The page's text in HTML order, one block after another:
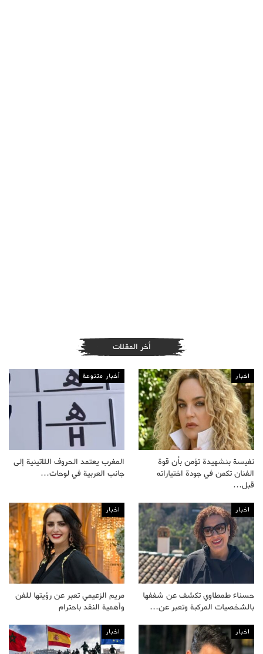
أخر المقلات
اخبار
نفيسة بنشهيدة تؤمن بأن قوة
الفنان تكمن في جودة اختياراته
قبل…
أخبار متنوعة
المغرب يعتمد الحروف اللاتينية إلى
جانب العربية في لوحات…
اخبار
حسناء طمطاوي تكشف عن شغفها
بالشخصيات المركبة وتعبر عن…
اخبار
مريم الزعيمي تعبر عن رؤيتها للفن
وأهمية النقد باحترام
اخبار اخبار